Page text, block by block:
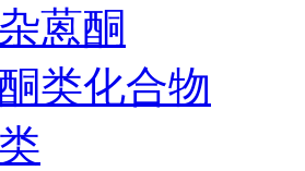
蒽酮
类化合物